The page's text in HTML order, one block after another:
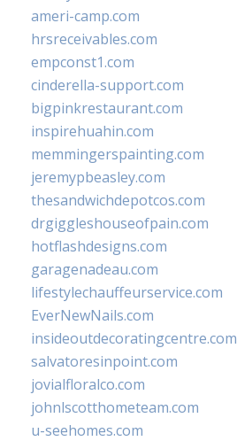
ameri-camp.com
hrsreceivables.com
empconst1.com
cinderella-support.com
bigpinkrestaurant.com
inspirehuahin.com
memmingerspainting.com
jeremypbeasley.com
thesandwichdepotcos.com
drgiggleshouseofpain.com
hotflashdesigns.com
garagenadeau.com
lifestylechauffeurservice.com
EverNewNails.com
insideoutdecoratingcentre.com
salvatoresinpoint.com
jovialfloralco.com
johnlscotthometeam.com
u-seehomes.com